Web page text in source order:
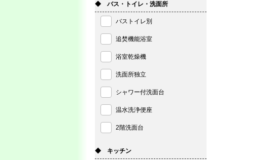
◆ バス・トイレ・洗面所
バストイレ別
追焚機能浴室
浴室乾燥機
洗面所独立
シャワー付洗面台
温水洗浄便座
2階洗面台
◆ キッチン